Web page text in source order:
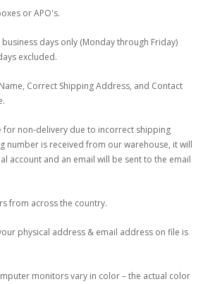
or APO's.
days only (Monday through Friday)
excluded.
Correct Shipping Address, and Contact
non-delivery due to incorrect shipping
number is received from our warehouse, it will
account and an email will be sent to the email
from across the country.
physical address & email address on file is
monitors vary in color – the actual color